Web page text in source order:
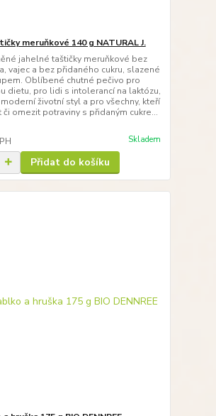
meruňkové 140 g NATURAL J.
jahelné taštičky meruňkové bez
vajec a bez přidaného cukru, slazené
Oblíbené chutné pečivo pro
dietu, pro lidi s intolerancí na laktózu,
životní styl a pro všechny, kteří
či omezit potraviny s přidaným cukre...
Skladem
Přidat do košíku